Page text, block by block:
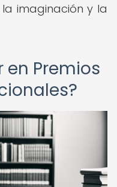
imaginación y la
Premios